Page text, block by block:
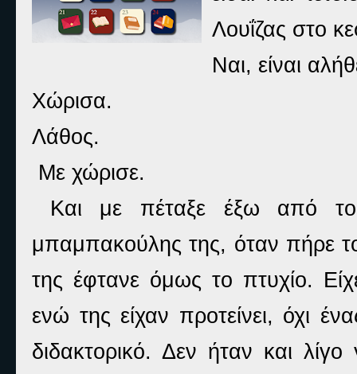
Λουΐζας στο
Ναι, είναι
Χώρισα.
Λάθος.
Με χώρισε.
Και με πέταξε έξω από το
μπαμπακούλης της, όταν πήρε
της έφτανε όμως το πτυχίο.
ενώ της είχαν προτείνει, όχι
διδακτορικό. Δεν ήταν και